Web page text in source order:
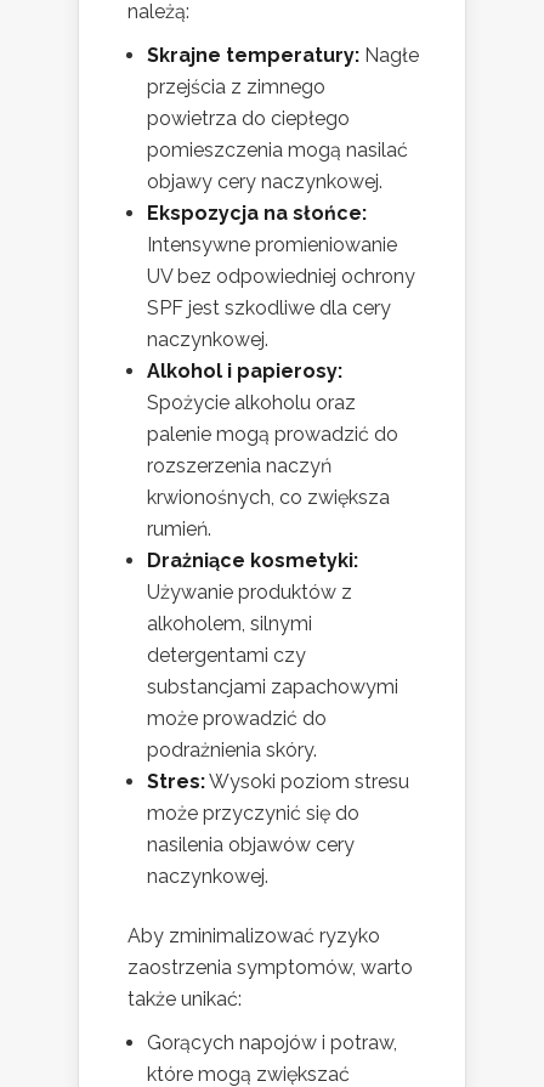
należą:
Skrajne temperatury: Nagłe
przejścia z zimnego
powietrza do ciepłego
pomieszczenia mogą nasilać
objawy cery naczynkowej.
Ekspozycja na słońce:
Intensywne promieniowanie
UV bez odpowiedniej ochrony
SPF jest szkodliwe dla cery
naczynkowej.
Alkohol i papierosy:
Spożycie alkoholu oraz
palenie mogą prowadzić do
rozszerzenia naczyń
krwionośnych, co zwiększa
rumień.
Drażniące kosmetyki:
Używanie produktów z
alkoholem, silnymi
detergentami czy
substancjami zapachowymi
może prowadzić do
podrażnienia skóry.
Stres:Wysoki poziom stresu
może przyczynić się do
nasilenia objawów cery
naczynkowej.
Aby zminimalizować ryzyko
zaostrzenia symptomów, warto
także unikać:
Gorących napojów i potraw,
które mogą zwiększać